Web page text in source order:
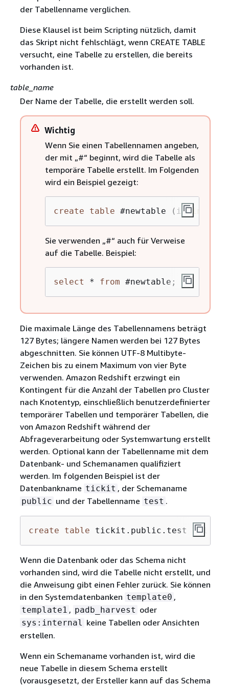
der Tabellenname verglichen.
Diese Klausel ist beim Scripting nützlich, damit
das Skript nicht fehlschlägt, wenn CREATE TABLE
versucht, eine Tabelle zu erstellen, die bereits
vorhanden ist.
table_name
Der Name der Tabelle, die erstellt werden soll.
Wichtig
Wenn Sie einen Tabellennamen angeben,
der mit „#“ beginnt, wird die Tabelle als
temporäre Tabelle erstellt. Im Folgenden
wird ein Beispiel gezeigt:
create table #newtable (id int
Sie verwenden „#“ auch für Verweise
auf die Tabelle. Beispiel:
select * from #newtable;
Die maximale Länge des Tabellennamens beträgt
127 Bytes; längere Namen werden bei 127 Bytes
abgeschnitten. Sie können UTF-8 Multibyte-
Zeichen bis zu einem Maximum von vier Byte
verwenden. Amazon Redshift erzwingt ein
Kontingent für die Anzahl der Tabellen pro Cluster
nach Knotentyp, einschließlich benutzerdefinierter
temporärer Tabellen und temporärer Tabellen, die
von Amazon Redshift während der
Abfrageverarbeitung oder Systemwartung erstellt
werden. Optional kann der Tabellenname mit dem
Datenbank- und Schemanamen qualifiziert
werden. Im folgenden Beispiel ist der
Datenbankname tickit , der Schemaname
public und der Tabellenname test .
create table tickit.public.test (c1
Wenn die Datenbank oder das Schema nicht
vorhanden sind, wird die Tabelle nicht erstellt, und
die Anweisung gibt einen Fehler zurück. Sie können
in den Systemdatenbanken template0 ,
template1 , padb_harvest oder
sys:internal keine Tabellen oder Ansichten
erstellen.
Wenn ein Schemaname vorhanden ist, wird die
neue Tabelle in diesem Schema erstellt
(vorausgesetzt, der Ersteller kann auf das Schema